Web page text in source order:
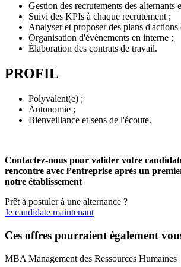
Gestion des recrutements des alternants
Suivi des KPIs à chaque recrutement ;
Analyser et proposer des plans d'actions
Organisation d'évènements en interne ;
Élaboration des contrats de travail.
PROFIL
Polyvalent(e) ;
Autonomie ;
Bienveillance et sens de l'écoute.
Contactez-nous pour valider votre
rencontre avec l’entreprise après un
notre établissement
Prêt à postuler à une alternance ?
Je candidate maintenant
Ces offres pourraient également
MBA Management des Ressources Humaines